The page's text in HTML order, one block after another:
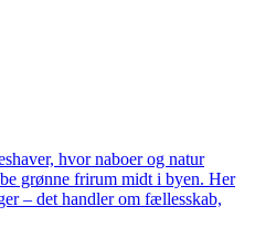
hvor naboer og natur
grønne frirum midt i byen. Her
– det handler om fællesskab,